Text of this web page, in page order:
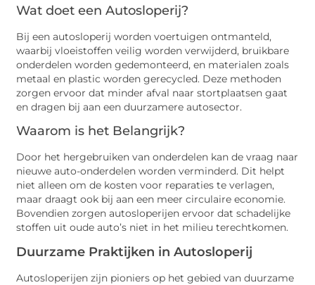
Wat doet een Autosloperij?
Bij een autosloperij worden voertuigen ontmanteld,
waarbij vloeistoffen veilig worden verwijderd, bruikbare
onderdelen worden gedemonteerd, en materialen zoals
metaal en plastic worden gerecycled. Deze methoden
zorgen ervoor dat minder afval naar stortplaatsen gaat
en dragen bij aan een duurzamere autosector.
Waarom is het Belangrijk?
Door het hergebruiken van onderdelen kan de vraag naar
nieuwe auto-onderdelen worden verminderd. Dit helpt
niet alleen om de kosten voor reparaties te verlagen,
maar draagt ook bij aan een meer circulaire economie.
Bovendien zorgen autosloperijen ervoor dat schadelijke
stoffen uit oude auto’s niet in het milieu terechtkomen.
Duurzame Praktijken in Autosloperij
Autosloperijen zijn pioniers op het gebied van duurzame